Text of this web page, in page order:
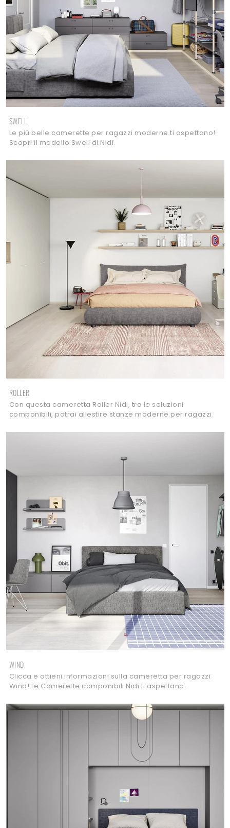
SWELL
Le più belle camerette per ragazzi moderne ti aspettano!
Scopri il modello Swell di Nidi.
ROLLER
Con questa cameretta Roller Nidi, tra le soluzioni
componibili, potrai allestire stanze moderne per ragazzi.
WIND
Clicca e ottieni informazioni sulla cameretta per ragazzi
Wind! Le Camerette componibili Nidi ti aspettano.